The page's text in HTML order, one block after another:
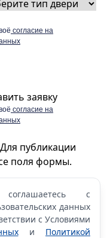
согласие на
заявку
согласие на
публикации
поля формы.
с
данных
с Условиями
и Политикой